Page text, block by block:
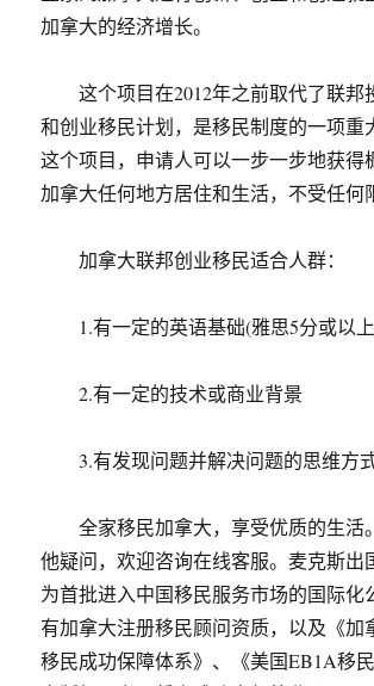
加拿大的经济增长。
这个项目在2012年之前取代了联邦
和创业移民计划，是移民制度的一项重
这个项目，申请人可以一步一步地获得
加拿大任何地方居住和生活，不受任何
加拿大联邦创业移民适合人群：
1.有一定的英语基础(雅思5分或以
2.有一定的技术或商业背景
3.有发现问题并解决问题的思维方
全家移民加拿大，享受优质的生活
他疑问，欢迎咨询在线客服。麦克斯出
为首批进入中国移民服务市场的国际化
有加拿大注册移民顾问资质，以及《加
移民成功保障体系》、《美国EB1A移